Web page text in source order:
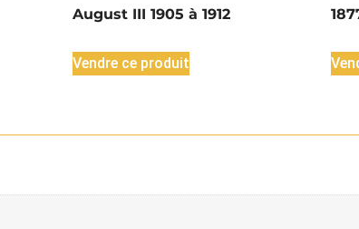
August III 1905 à 1912
Vendre ce produit